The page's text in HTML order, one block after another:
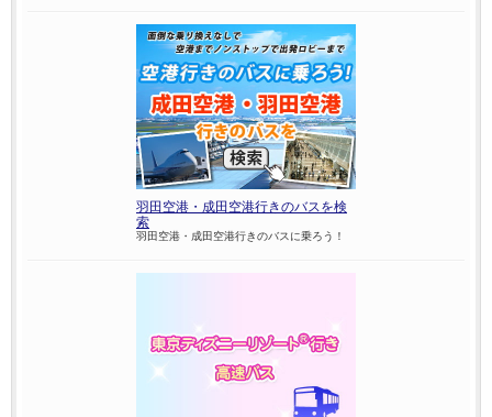
羽田空港・成田空港行きのバスを検
索
羽田空港・成田空港行きのバスに乗ろう！